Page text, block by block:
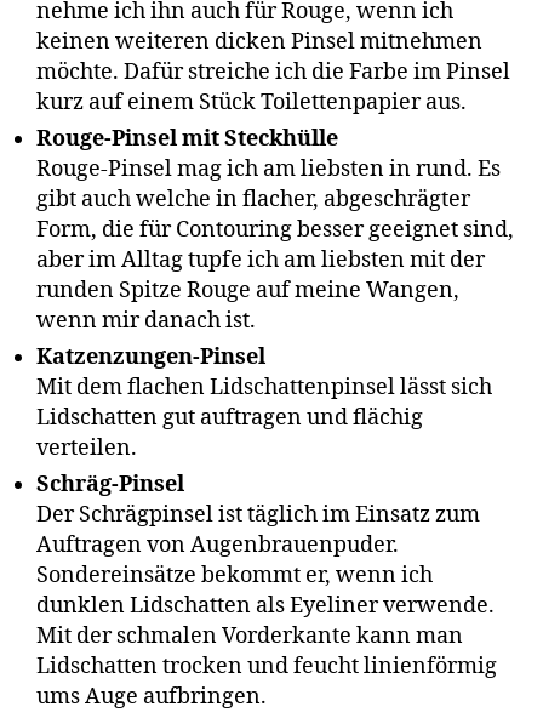
nehme ich ihn auch für Rouge, wenn ich
keinen weiteren dicken Pinsel mitnehmen
möchte. Dafür streiche ich die Farbe im Pinsel
kurz auf einem Stück Toilettenpapier aus.
Rouge-Pinsel mit Steckhülle
Rouge-Pinsel mag ich am liebsten in rund. Es
gibt auch welche in flacher, abgeschrägter
Form, die für Contouring besser geeignet sind,
aber im Alltag tupfe ich am liebsten mit der
runden Spitze Rouge auf meine Wangen,
wenn mir danach ist.
Katzenzungen-Pinsel
Mit dem flachen Lidschattenpinsel lässt sich
Lidschatten gut auftragen und flächig
verteilen.
Schräg-Pinsel
Der Schrägpinsel ist täglich im Einsatz zum
Auftragen von Augenbrauenpuder.
Sondereinsätze bekommt er, wenn ich
dunklen Lidschatten als Eyeliner verwende.
Mit der schmalen Vorderkante kann man
Lidschatten trocken und feucht linienförmig
ums Auge aufbringen.